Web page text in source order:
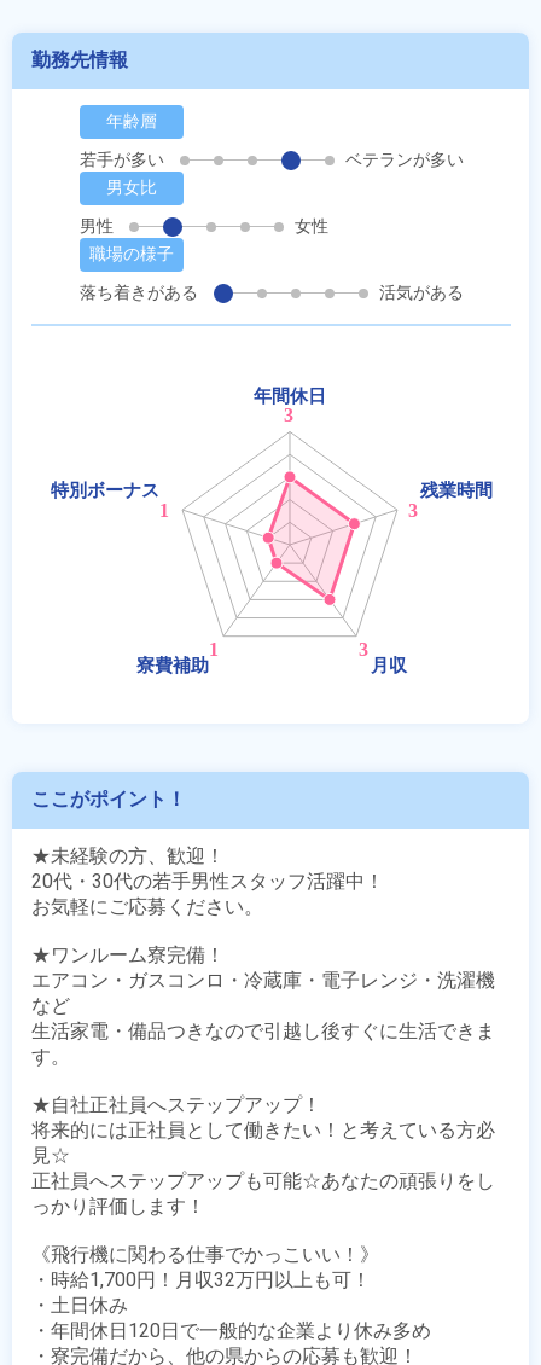
勤務先情報
年齢層
若手が多い
ベテランが多い
男女比
男性
女性
職場の様子
落ち着きがある
活気がある
ここがポイント！
★未経験の方、歓迎！
20代・30代の若手男性スタッフ活躍中！
お気軽にご応募ください。
★ワンルーム寮完備！
エアコン・ガスコンロ・冷蔵庫・電子レンジ・洗濯機
など
生活家電・備品つきなので引越し後すぐに生活できま
す。
★自社正社員へステップアップ！
将来的には正社員として働きたい！と考えている方必
見☆
正社員へステップアップも可能☆あなたの頑張りをし
っかり評価します！
《飛行機に関わる仕事でかっこいい！》
・時給1,700円！月収32万円以上も可！
・土日休み
・年間休日120日で一般的な企業より休み多め
・寮完備だから、他の県からの応募も歓迎！